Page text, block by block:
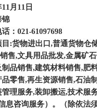
月11日
锦
：021-61097698
:货物进出口,普通货物仓
售,文具用品批发,金属矿
品销售,建筑材料销售,肥
零售,再生资源销售,石油
理服务,装卸搬运,技术服
息咨询服务）。（除依法